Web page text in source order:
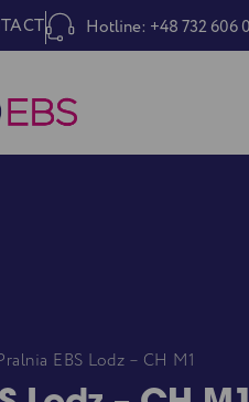
Hotline: +48 732 606
EBS Lodz – CH M1